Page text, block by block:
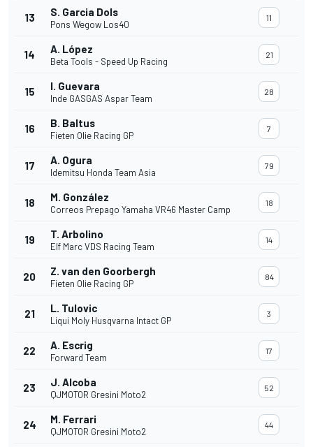
13 S. Garcia Dols
Pons Wegow Los40
11
14 A. López
Beta Tools - Speed Up Racing
21
15 I. Guevara
Inde GASGAS Aspar Team
28
16 B. Baltus
Fieten Olie Racing GP
7
17 A. Ogura
Idemitsu Honda Team Asia
79
18 M. González
Correos Prepago Yamaha VR46 Master Camp
18
19 T. Arbolino
Elf Marc VDS Racing Team
14
20 Z. van den Goorbergh
Fieten Olie Racing GP
84
21 L. Tulovic
Liqui Moly Husqvarna Intact GP
3
22 A. Escrig
Forward Team
17
23 J. Alcoba
QJMOTOR Gresini Moto2
52
24 M. Ferrari
QJMOTOR Gresini Moto2
44